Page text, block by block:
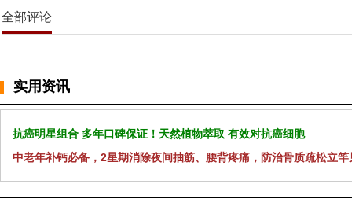
全部评论
实用资讯
抗癌明星组合 多年口碑保证！天然植物萃取 有效对抗癌细胞
中老年补钙必备，2星期消除夜间抽筋、腰背疼痛，防治骨质疏松立竿